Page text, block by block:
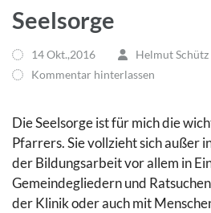
Seelsorge
14 Okt.,2016
Helmut Schütz
Kommentar hinterlassen
Die Seelsorge ist für mich die
Pfarrers. Sie vollzieht sich außer
der Bildungsarbeit vor allem in
Gemeindegliedern und
der Klinik oder auch mit